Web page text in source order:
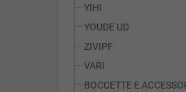
YIHI
YOUDE UD
ZIVIPF
VARI
BOCCETTE E